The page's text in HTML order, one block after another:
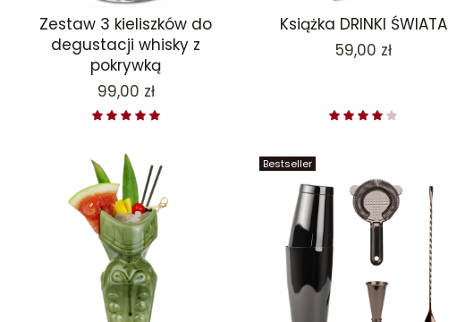
Zestaw 3 kieliszków do
degustacji whisky z
pokrywką
Cena
99,00 zł
Książka DRINKI ŚWIATA
Cena
59,00 zł
Bestseller